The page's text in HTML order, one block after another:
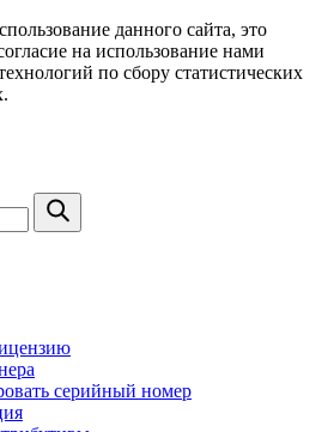
данного сайта, это
на использование нами
по сбору статистических
серийный номер